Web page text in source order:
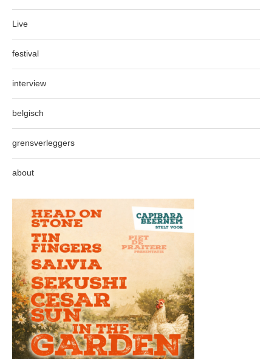
Live
festival
interview
belgisch
grensverleggers
about